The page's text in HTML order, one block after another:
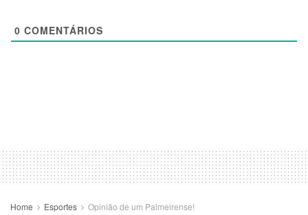
0 COMENTÁRIOS
Home Esportes Opinião de um Palmeirense!